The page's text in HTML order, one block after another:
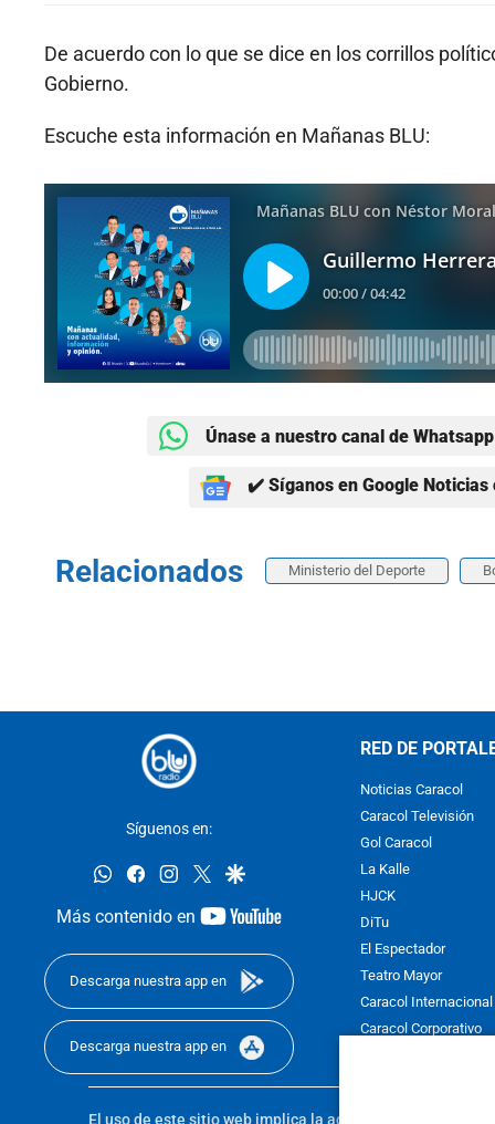
De acuerdo con lo que se dice en los corrillos
Gobierno.
Escuche esta información en Mañanas BLU:
Únase a nuestro canal de
✔️ Síganos en Google
Relacionados Ministerio del Deporte
Síguenos en:
whatsappfacebookinstagram
twittergoogle
Más contenido en
youtube-
Descarga nuestra app en
Descarga nuestra app en
RED DE
Noticias Caracol
Caracol Televisión
Gol Caracol
La Kalle
HJCK
DiTu
El Espectador
Teatro Mayor
Caracol Internacional
Caracol Corporativo
El uso de este sitio web implica la aceptación de los